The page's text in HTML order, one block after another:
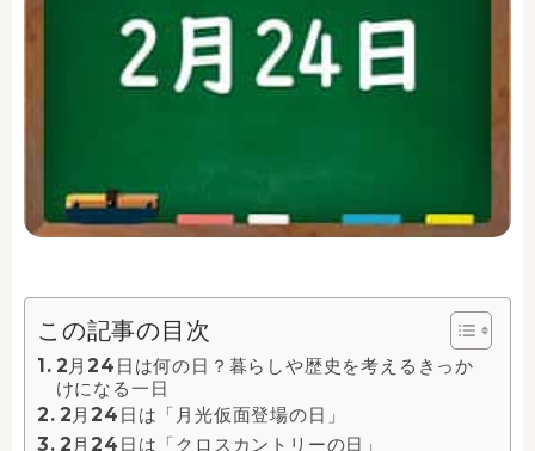
この記事の目次
2月24日は何の日？暮らしや歴史を考えるきっか
けになる一日
2月24日は「月光仮面登場の日」
2月24日は「クロスカントリーの日」